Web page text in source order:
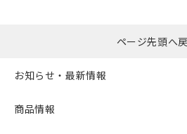
ページ先頭へ
お知らせ・最新情報
商品情報